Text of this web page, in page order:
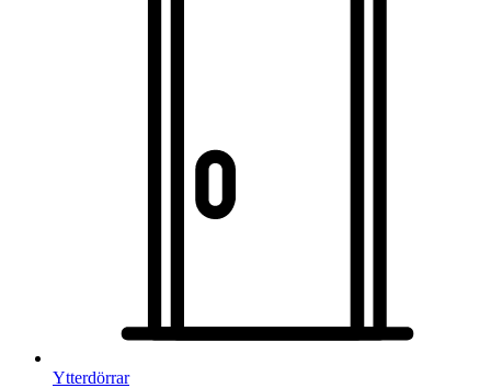
Ytterdörrar